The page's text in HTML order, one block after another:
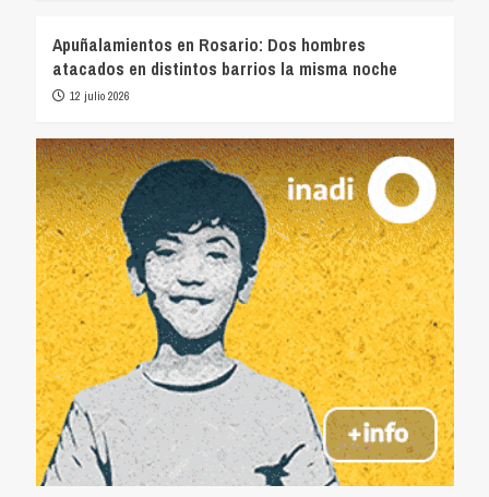
Apuñalamientos en Rosario: Dos hombres
atacados en distintos barrios la misma noche
12 julio 2026